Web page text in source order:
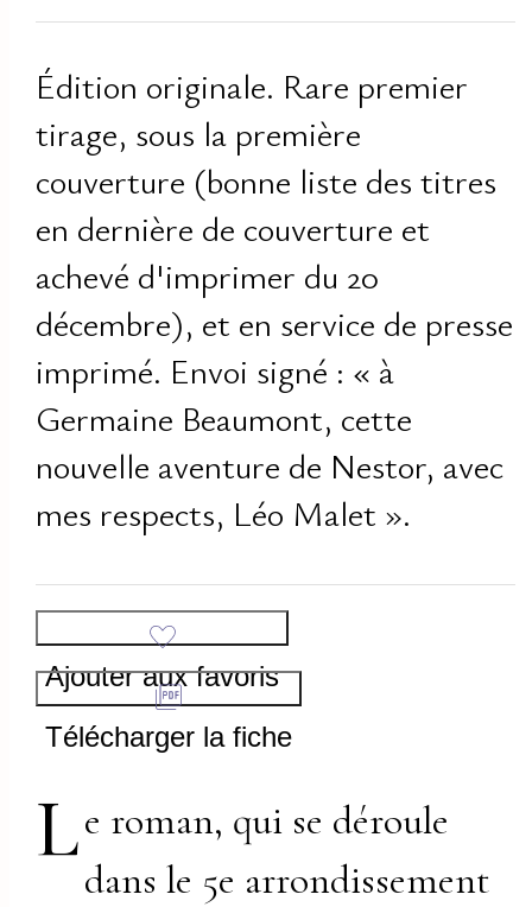
Édition originale. Rare premier
tirage, sous la première
couverture (bonne liste des titres
en dernière de couverture et
achevé d'imprimer du 20
décembre), et en service de presse
imprimé. Envoi signé : « à
Germaine Beaumont, cette
nouvelle aventure de Nestor, avec
mes respects, Léo Malet ».
Ajouter aux favoris
Télécharger la fiche
Le roman, qui se déroule
dans le 5e arrondissement